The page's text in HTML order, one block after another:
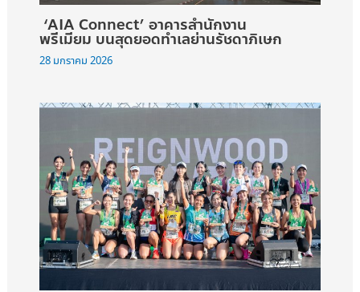
‘AIA Connect’ อาคารสำนักงาน
พรีเมียม บนสุดยอดทำเลย่านรัชดาภิเษก
28 มกราคม 2026